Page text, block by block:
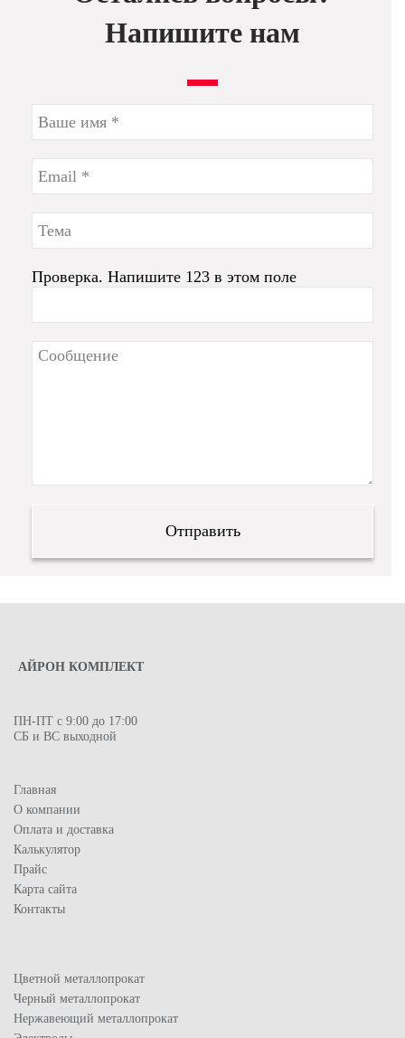
Напишите нам
Проверка. Напишите 123 в этом поле
АЙРОН КОМПЛЕКТ
ПН-ПТ с 9:00 до 17:00
СБ и ВС выходной
Главная
О компании
Оплата и доставка
Калькулятор
Прайс
Карта сайта
Контакты
Цветной металлопрокат
Черный металлопрокат
Нержавеющий металлопрокат